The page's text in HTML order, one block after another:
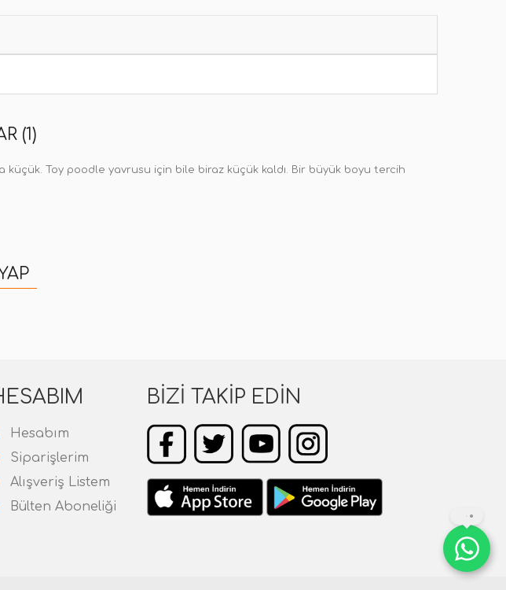
(1)
küçük. Toy poodle yavrusu için bile biraz küçük kaldı. Bir büyük boyu tercih
Hesabım
Siparişlerim
Alışveriş Listem
Bülten Aboneliği
BIZI TAKIP EDIN